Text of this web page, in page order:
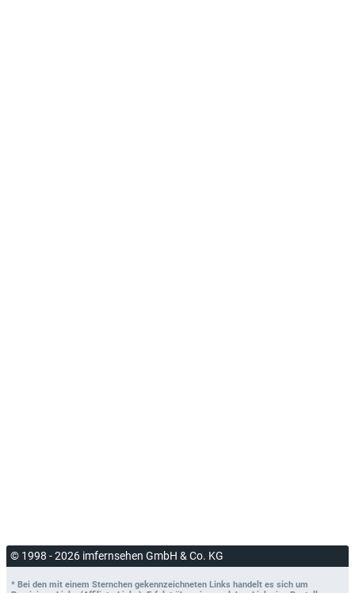
© 1998 - 2026 imfernsehen GmbH & Co. KG
* Bei den mit einem Sternchen gekennzeichneten Links handelt es sich um